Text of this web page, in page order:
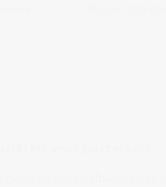
voor puzzelaars
de puzzelafbeeldingen